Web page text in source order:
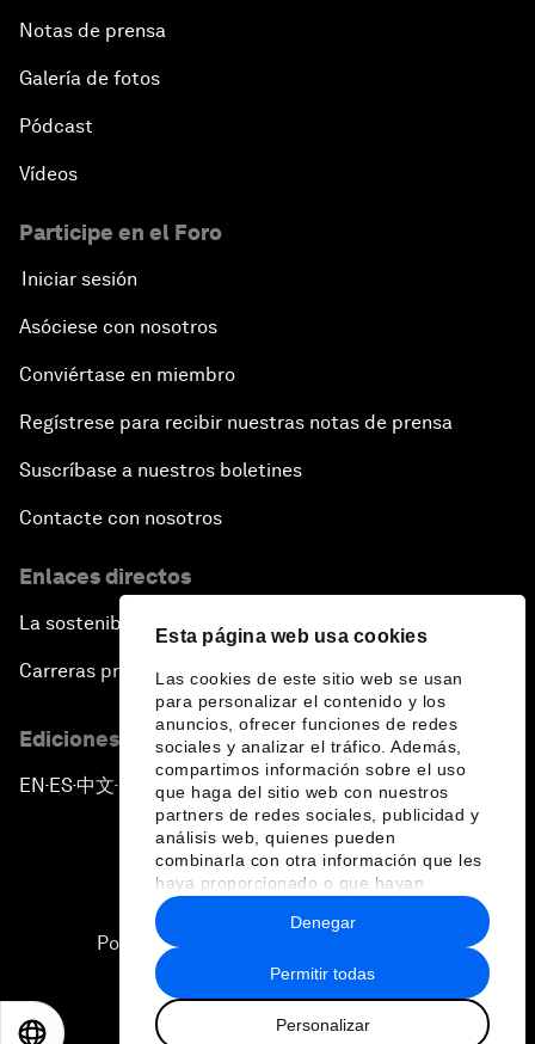
Esta página web usa cookies
Las cookies de este sitio web se usan
para personalizar el contenido y los
anuncios, ofrecer funciones de redes
sociales y analizar el tráfico. Además,
compartimos información sobre el uso
que haga del sitio web con nuestros
partners de redes sociales, publicidad y
análisis web, quienes pueden
combinarla con otra información que les
haya proporcionado o que hayan
recopilado a partir del uso que haya
hecho de sus servicios.
Permitir todas
Personalizar
Denegar
Welcome to the Annual Meeting of the New
Opening Plenary with Premier Li Keqiang
Leading Global Innovation
Asia's Energy Options
Intellectual Property in the Information Age
Navigating the Next Industrial Revolution
Parity Equals Performance
The Global Rise of China's Entrepreneurs
Bringing Space Down to Earth
Celebrating China's Globalizers
The New Champions: Charting a New Course for
The Renminbi’s Global Ambitions
Decoding Cancer
Notas de prensa
Galería de fotos
Pódcast
Vídeos
Participe en el Foro
Iniciar sesión
Asóciese con nosotros
Conviértase en miembro
Regístrese para recibir nuestras notas de prensa
Suscríbase a nuestros boletines
Contacte con nosotros
Enlaces directos
La sostenibilidad en el Foro
Carreras profesionales
Ediciones en otros idiomas
EN ▪ES▪中文▪ 日本語
Política de privacidad y normas de uso
Sitemap
2026 Foro Económico Mundial